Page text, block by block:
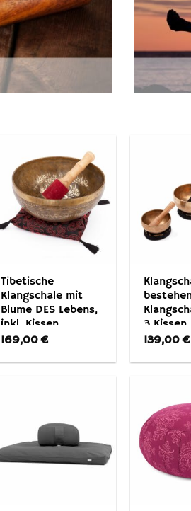
Tibetische
Klangschale mit
Blume DES Lebens,
inkl. Kissen,
Holzklöppel, Filz-
Beutel
169,00€
3
139,00€